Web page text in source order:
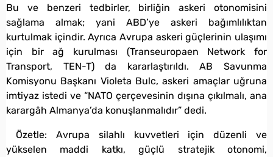
Bu ve benzeri tedbirler, birliğin askeri otonomisini
sağlama almak; yani ABD’ye askeri bağımlılıktan
kurtulmak içindir. Ayrıca Avrupa askeri güçlerinin ulaşımı
için bir ağ kurulması (Transeuropaen Network for
Transport, TEN-T) da kararlaştırıldı. AB Savunma
Komisyonu Başkanı Violeta Bulc, askeri amaçlar uğruna
imtiyaz istedi ve “NATO çerçevesinin dışına çıkılmalı, ana
karargâh Almanya’da konuşlanmalıdır” dedi.
Özetle: Avrupa silahlı kuvvetleri için düzenli ve
yükselen maddi katkı, güçlü stratejik otonomi,